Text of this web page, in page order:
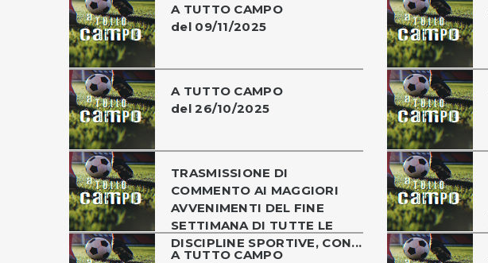
A TUTTO CAMPO
del 09/11/2025
A TUTTO CAMPO
del 26/10/2025
TRASMISSIONE DI
COMMENTO AI MAGGIORI
AVVENIMENTI DEL FINE
SETTIMANA DI TUTTE LE
DISCIPLINE SPORTIVE, CON...
A TUTTO CAMPO